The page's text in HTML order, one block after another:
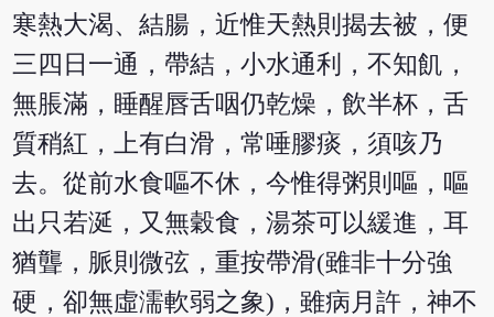
寒熱大渴、結腸，近惟天熱則揭去被，便
三四日一通，帶結，小水通利，不知飢，
無脹滿，睡醒唇舌咽仍乾燥，飲半杯，舌
質稍紅，上有白滑，常唾膠痰，須咳乃
去。從前水食嘔不休，今惟得粥則嘔，嘔
出只若涎，又無穀食，湯茶可以緩進，耳
猶聾，脈則微弦，重按帶滑(雖非十分強
硬，卻無虛濡軟弱之象)，雖病月許，神不